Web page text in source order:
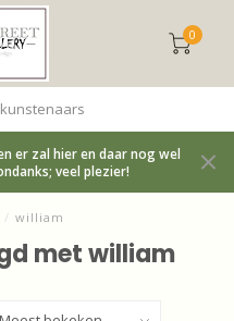
0
er zal hier en daar nog wel
veel plezier!
/ william
met william